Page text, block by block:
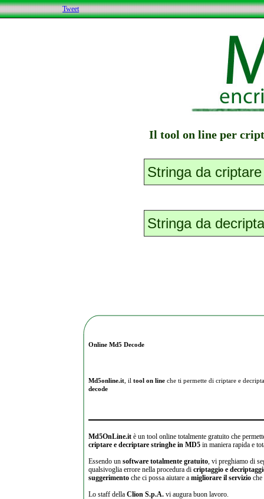
Tweet
Il tool on line per
Online Md5 Decode
Md5online.it, il tool on lineche ti permette di criptare e
decode
Md5OnLine.itè un tool online totalmente gratuito che
criptare e decriptare stringhe in MD5in maniera rapida e
Essendo un software totalmente gratuito, vi preghiamo di
qualsivoglia errore nella procedura di criptaggio e
suggerimentoche ci possa aiutare a migliorare il servizioche
Lo staff della Clion S.p.A.vi augura buon lavoro.